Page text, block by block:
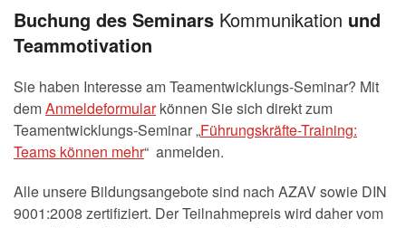
Buchung des Seminars Kommunikation und
Teammotivation
Sie haben Interesse am Teamentwicklungs-Seminar? Mit
demAnmeldeformularkönnen Sie sich direkt zum
Teamentwicklungs-Seminar „Führungskräfte-Training:
Teams können mehr“ anmelden.
Alle unsere Bildungsangebote sind nach AZAV sowie DIN
9001:2008 zertifiziert. Der Teilnahmepreis wird daher vom